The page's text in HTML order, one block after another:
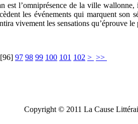
est l’omniprésence de la ville
les événements qui marquent son
vivement les sensations qu’éprouve
[96] 97 98 99 100 101 102 > >>
Copyright © 2011 La Cause